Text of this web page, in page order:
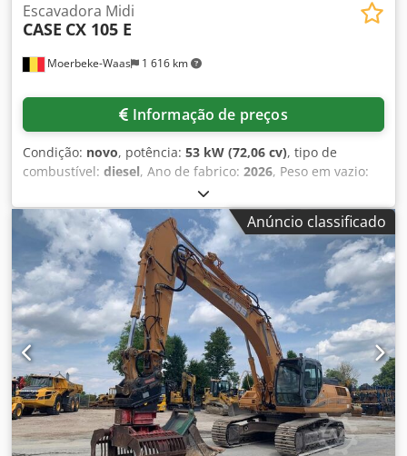
Moerbeke-Waas 1 616 km
Escavadora Midi
CASE CX 105 E
Informação de preços
Condição: novo, potência: 53 kW (72,06 cv), tipo de
combustível: diesel, Ano de fabrico: 2026, Peso em vazio:
9.780 kg Crjdpfezrrw Asx Aizef Para obter mais
informações, entre em contato com a equipe de vendas da
KEY-TEC.
Anúncio classificado